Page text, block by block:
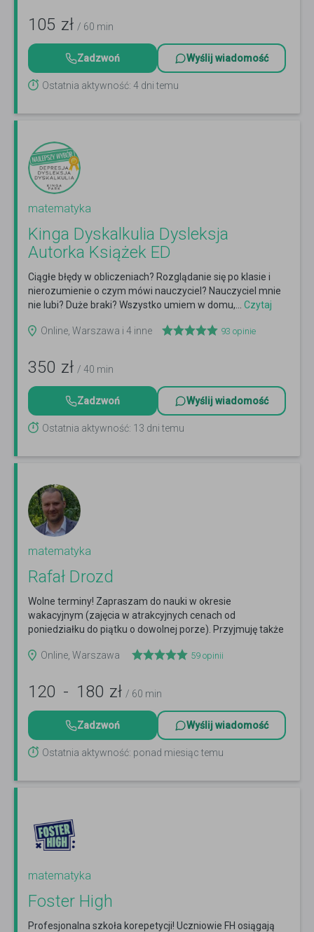
105 zł / 60 min
Zadzwoń Wyślij wiadomość
Ostatnia aktywność: 4 dni temu
matematyka
Kinga Dyskalkulia Dysleksja
Autorka Książek ED
Ciągłe błędy w obliczeniach? Rozglądanie się po klasie i
nierozumienie o czym mówi nauczyciel? Nauczyciel mnie
nie lubi? Duże braki? Wszystko umiem w domu,...
Czytaj
Online, Warszawa i 4 inne
93 opinie
350 zł / 40 min
Zadzwoń Wyślij wiadomość
Ostatnia aktywność: 13 dni temu
matematyka
Rafał Drozd
Wolne terminy! Zapraszam do nauki w okresie
wakacyjnym (zajęcia w atrakcyjnych cenach od
poniedziałku do piątku o dowolnej porze). Przyjmuję także
Online, Warszawa
59 opinii
120 - 180 zł / 60 min
Zadzwoń Wyślij wiadomość
Ostatnia aktywność: ponad miesiąc temu
matematyka
Foster High
Profesjonalna szkoła korepetycji! Uczniowie FH osiągają